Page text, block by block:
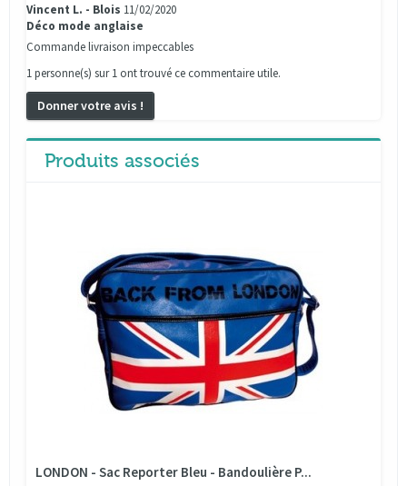
Vincent L. - Blois 11/02/2020
Déco mode anglaise
Commande livraison impeccables
1 personne(s) sur 1 ont trouvé ce commentaire utile.
Donner votre avis !
Produits associés
LONDON - Sac Reporter Bleu - Bandoulière P...